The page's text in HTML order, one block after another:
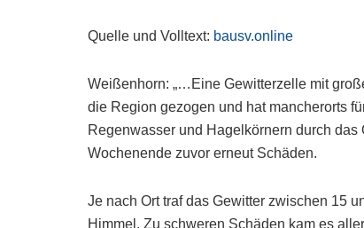
Quelle und Volltext: bausv.online
Weißenhorn: „…Eine Gewitterzelle mit
die Region gezogen und hat mancherorts
Regenwasser und Hagelkörnern durch
Wochenende zuvor erneut Schäden.
Je nach Ort traf das Gewitter zwischen 15
Himmel. Zu schweren Schäden kam es